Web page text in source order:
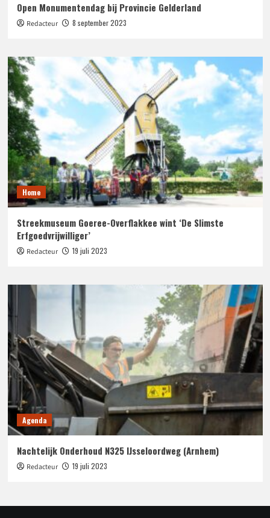
Open Monumentendag bij Provincie Gelderland
Redacteur 8 september 2023
Home
Streekmuseum Goeree-Overflakkee wint ‘De Slimste
Erfgoedvrijwilliger’
Redacteur 19 juli 2023
Agenda
Nachtelijk Onderhoud N325 IJsseloordweg (Arnhem)
Redacteur 19 juli 2023